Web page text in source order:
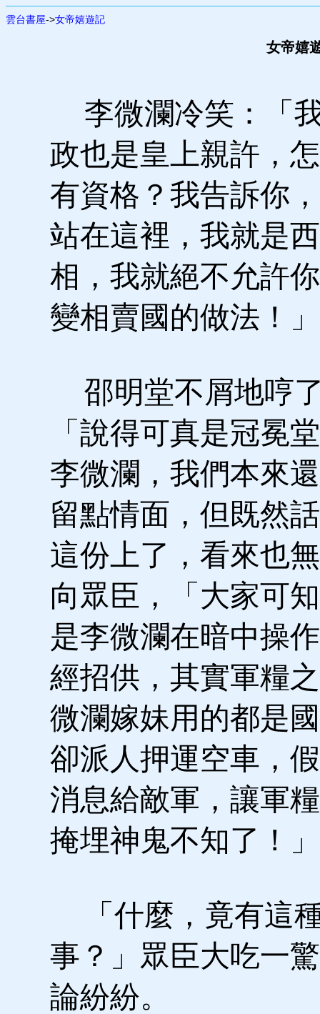
雲台書屋->女帝嬉遊記
女帝嬉
李微瀾冷笑：「
政也是皇上親許，
有資格？我告訴你
站在這裡，我就是
相，我就絕不允許
變相賣國的做法！」
邵明堂不屑地哼
「說得可真是冠冕
李微瀾，我們本來
留點情面，但既然
這份上了，看來也
向眾臣，「大家可
是李微瀾在暗中操
經招供，其實軍糧
微瀾嫁妹用的都是
卻派人押運空車，
消息給敵軍，讓軍
掩埋神鬼不知了！」
「什麼，竟有這
事？」眾臣大吃一
論紛紛。